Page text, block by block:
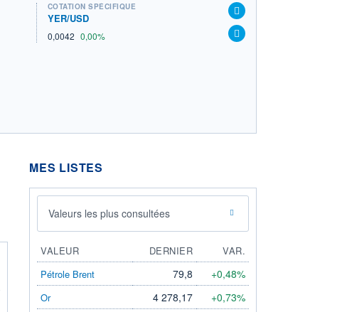
COTATION SPÉCIFIQUE
YER/USD
0,0042 0,00%
MES LISTES
Valeurs les plus consultées
VALEUR DERNIER
VAR.
Pétrole Brent
79,8 +0,48%
Or 4 278,17 +0,73%